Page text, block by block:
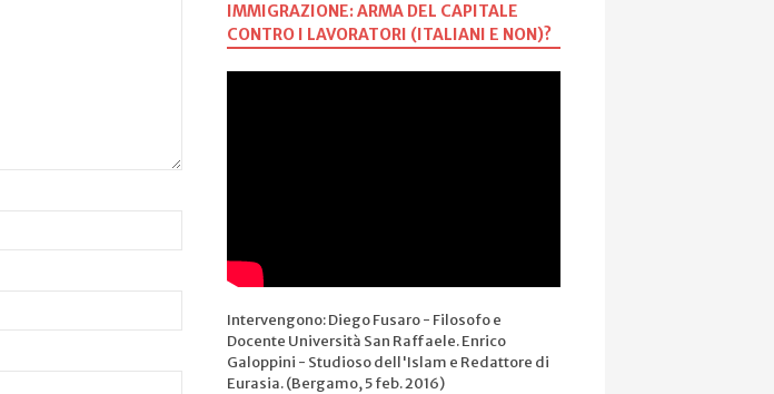
IMMIGRAZIONE: ARMA DEL CAPITALE
CONTRO I LAVORATORI (ITALIANI E NON)?
Intervengono: Diego Fusaro - Filosofo e
Docente Università San Raffaele. Enrico
Galoppini - Studioso dell'Islam e Redattore di
Eurasia. (Bergamo, 5 feb. 2016)